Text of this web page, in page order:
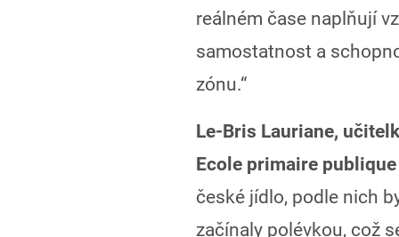
reálném čase naplňují
samostatnost a
zónu.“
Le-Bris Lauriane,
Ecole primaire
české jídlo, podle nich
začínaly polévkou, což